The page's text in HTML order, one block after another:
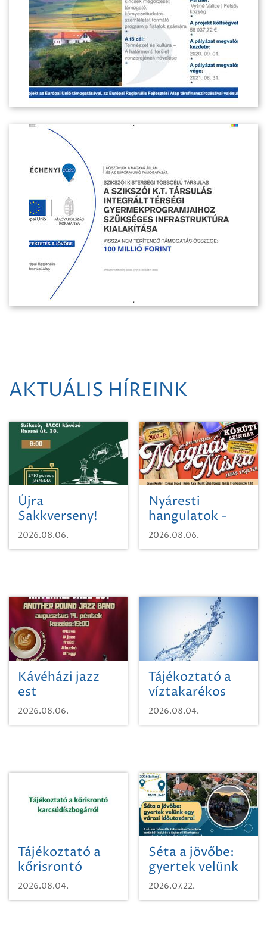
AKTUÁLIS HÍREINK
Újra
Sakkverseny!
2026.08.06.
Nyáresti
hangulatok -
Mágnás Miska
2026.08.06.
Kávéházi jazz
est
2026.08.06.
Tájékoztató a
víztakarékos
vízhasználatról
2026.08.04.
Tájékoztató a
kőrisrontó
karcsúdíszbogárról
2026.08.04.
Séta a jövőbe:
gyertek velünk
egy városi
időutazásra!
2026.07.22.